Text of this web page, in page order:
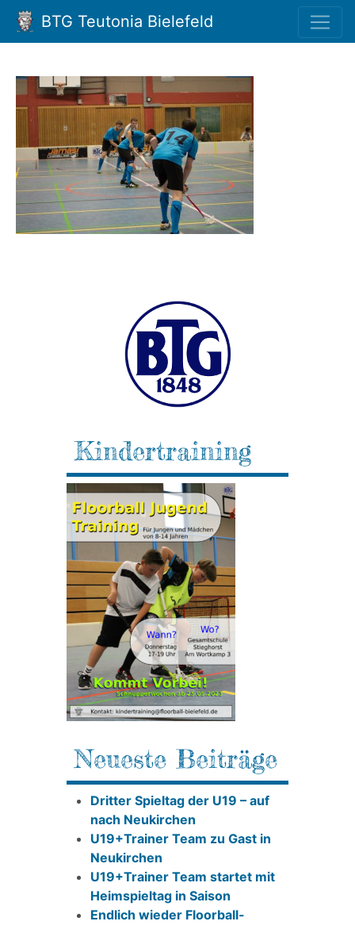
BTG Teutonia Bielefeld
Kindertraining
Neueste Beiträge
Dritter Spieltag der U19 – auf
nach Neukirchen
U19+Trainer Team zu Gast in
Neukirchen
U19+Trainer Team startet mit
Heimspieltag in Saison
Endlich wieder Floorball-